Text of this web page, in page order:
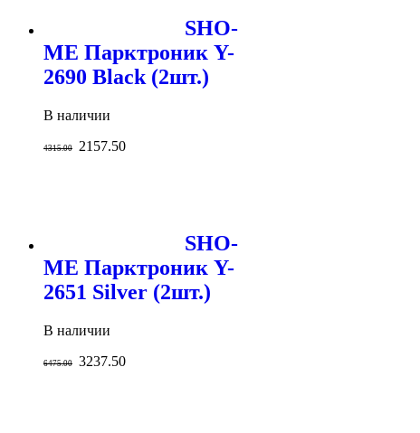
SHO-
ME Парктроник Y-
2690 Black (2шт.)
В наличии
4315.00 2157.50
SHO-
ME Парктроник Y-
2651 Silver (2шт.)
В наличии
6475.00 3237.50